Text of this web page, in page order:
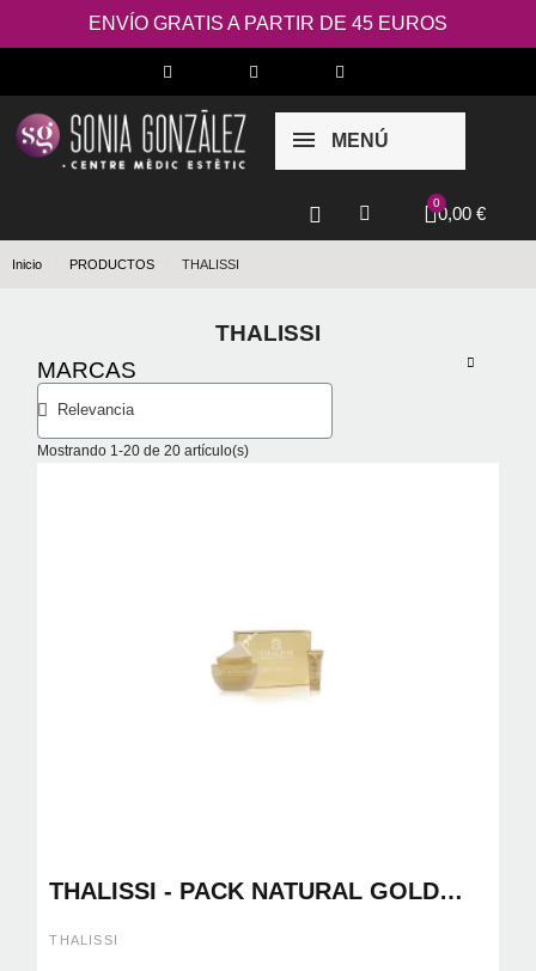
ENVÍO GRATIS A PARTIR DE 45 EUROS
MENÚ
0,00 €
Inicio PRODUCTOS THALISSI
THALISSI
MARCAS
Mostrando 1-20 de 20 artículo(s)
THALISSI - PACK NATURAL GOLD
THALISSI